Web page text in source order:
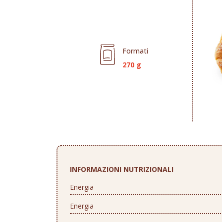
Formati
270 g
INFORMAZIONI NUTRIZIONALI
Energia
Energia